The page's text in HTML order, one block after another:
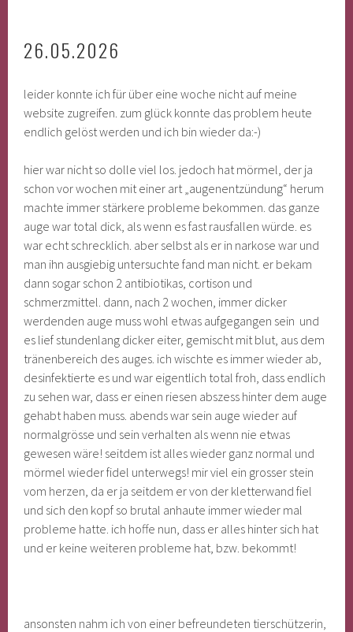
26.05.2026
leider konnte ich für über eine woche nicht auf meine
website zugreifen. zum glück konnte das problem heute
endlich gelöst werden und ich bin wieder da:-)
hier war nicht so dolle viel los. jedoch hat mörmel, der ja
schon vor wochen mit einer art „augenentzündung“ herum
machte immer stärkere probleme bekommen. das ganze
auge war total dick, als wenn es fast rausfallen würde. es
war echt schrecklich. aber selbst als er in narkose war und
man ihn ausgiebig untersuchte fand man nicht. er bekam
dann sogar schon 2 antibiotikas, cortison und
schmerzmittel. dann, nach 2 wochen, immer dicker
werdenden auge muss wohl etwas aufgegangen sein und
es lief stundenlang dicker eiter, gemischt mit blut, aus dem
tränenbereich des auges. ich wischte es immer wieder ab,
desinfektierte es und war eigentlich total froh, dass endlich
zu sehen war, dass er einen riesen abszess hinter dem auge
gehabt haben muss. abends war sein auge wieder auf
normalgrösse und sein verhalten als wenn nie etwas
gewesen wäre! seitdem ist alles wieder ganz normal und
mörmel wieder fidel unterwegs! mir viel ein grosser stein
vom herzen, da er ja seitdem er von der kletterwand fiel
und sich den kopf so brutal anhaute immer wieder mal
probleme hatte. ich hoffe nun, dass er alles hinter sich hat
und er keine weiteren probleme hat, bzw. bekommt!
ansonsten nahm ich von einer befreundeten tierschützerin,